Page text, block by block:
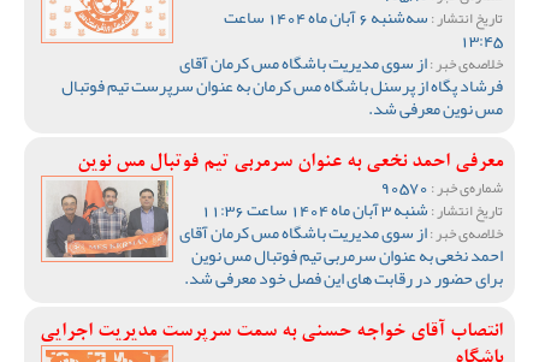
تاریخ انتشار : سه‌شنبه 6 آبان ماه 1404 ساعت
13:45
خلاصه‌ی خبر :از سوی مدیریت باشگاه مس کرمان آقای
فرشاد پگاه از پرسنل باشگاه مس کرمان به عنوان سرپرست تیم فوتبال
مس نوین معرفی شد.
معرفی احمد نخعی به عنوان سرمربی تیم فوتبال مس نوین
شماره‌ی خبر :
تاریخ انتشار :شنبه 3 آبان ماه 1404 ساعت 11:36
خلاصه‌ی خبر :از سوی مدیریت باشگاه مس کرمان آقای
احمد نخعی به عنوان سرمربی تیم فوتبال مس نوین
برای حضور در رقابت های این فصل خود معرفی شد.
انتصاب آقای خواجه حسنی به سمت سرپرست مدیریت اجرایی